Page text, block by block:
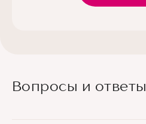
Вопросы и ответы